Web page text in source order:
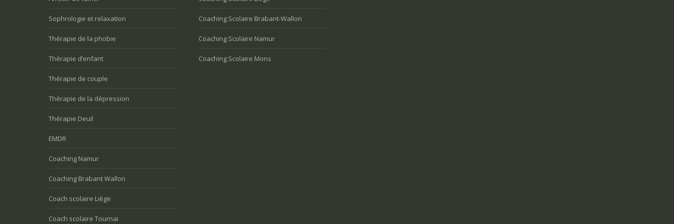
Sophrologie et relaxation
Thérapie de la phobie
Thérapie d’enfant
Thérapie de couple
Thérapie de la dépression
Thérapie Deuil
EMDR
Coaching Namur
Coaching Brabant Wallon
Coach scolaire Liège
Coach scolaire Tournai
Coaching Scolaire Brabant-Wallon
Coaching Scolaire Namur
Coaching Scolaire Mons